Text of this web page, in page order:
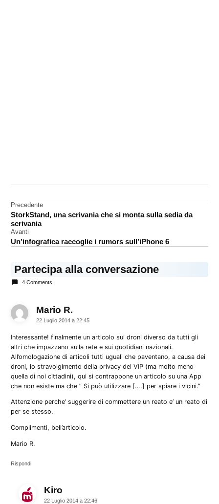
Drone
Navigazione
articoli
Precedente
StorkStand, una scrivania che si monta sulla sedia da
scrivania
Avanti
Un’infografica raccoglie i rumors sull’iPhone 6
Partecipa alla conversazione
4 Comments
Mario R.
22 Luglio 2014 a 22:45
Interessante! finalmente un articolo sui droni diverso da tutti gli
altri che impazzano sulla rete e sui quotidiani nazionali.
All’omologazione di articoli tutti uguali che paventano, a causa dei
droni, lo stravolgimento della privacy dei VIP (ma molto meno
quella di noi cittadini), qui si contrappone un articolo su una App
che non esiste ma che ” Si può utilizzare [….] per spiare i vicini.”
Attenzione perche’ suggerire di commettere un reato e’ un reato di
per se stesso.
Complimenti, bell’articolo.
Mario R.
Rispondi
Kiro
22 Luglio 2014 a 22:46